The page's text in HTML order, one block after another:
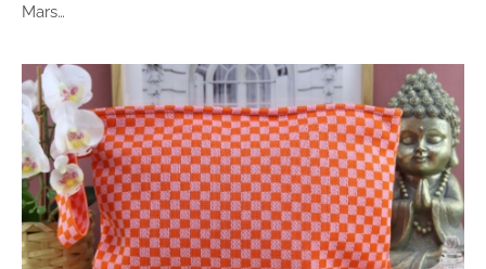
Mars…